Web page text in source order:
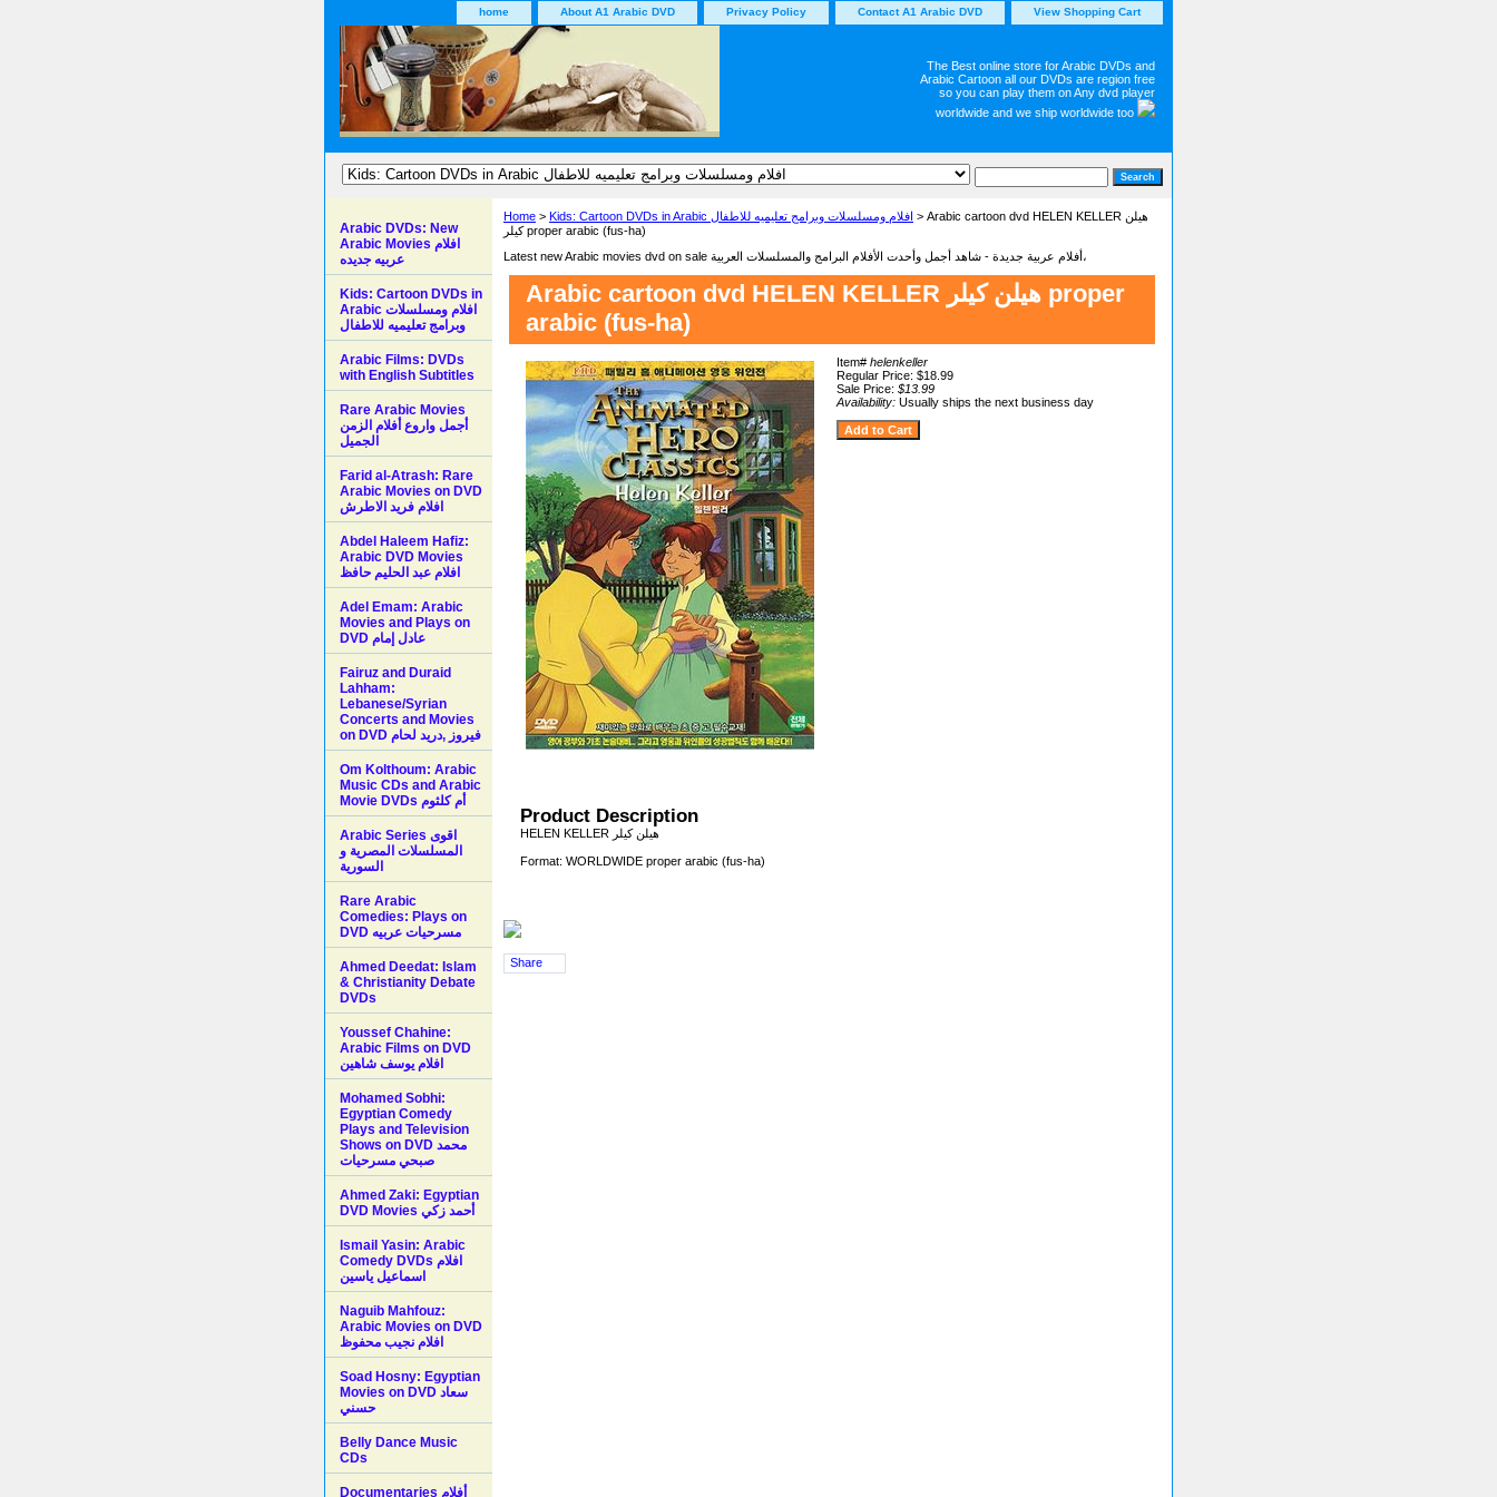
home About A1 Arabic DVD Privacy Policy Contact A1 Arabic DVD View Shopping Cart
The Best online store for Arabic DVDs and
Arabic Cartoon all our DVDs are region free
so you can play them on Any dvd player
worldwide and we ship worldwide too
Home > Kids: Cartoon DVDs in Arabic افلام ومسلسلات وبرامج تعليميه للاطفال > Arabic cartoon dvd HELEN KELLER هيلن
كيلر proper arabic (fus-ha)
Latest new Arabic movies dvd on sale أفلام عربية جديدة - شاهد أجمل وأحدت الأفلام البرامج والمسلسلات العربية،
Arabic cartoon dvd HELEN KELLER هيلن كيلر proper
arabic (fus-ha)
Item# helenkeller
Regular Price: $18.99
Sale Price: $13.99
Availability: Usually ships the next business day
Product Description
HELEN KELLER هيلن كيلر
Format: WORLDWIDE proper arabic (fus-ha)
Share
Arabic DVDs: New
Arabic Movies افلام
عربيه جديده
Kids: Cartoon DVDs in
Arabic افلام ومسلسلات
وبرامج تعليميه للاطفال
Arabic Films: DVDs
with English Subtitles
Rare Arabic Movies
أجمل واروع أفلام الزمن
الجميل
Farid al-Atrash: Rare
Arabic Movies on DVD
افلام فريد الاطرش
Abdel Haleem Hafiz:
Arabic DVD Movies
افلام عبد الحليم حافظ
Adel Emam: Arabic
Movies and Plays on
Fairuz and Duraid
Lahham:
Lebanese/Syrian
Concerts and Movies
on DVD فيروز ,دريد لحام
Om Kolthoum: Arabic
Music CDs and Arabic
Movie DVDs أم كلثوم
Arabic Series اقوى
المسلسلات المصرية و
السورية
Rare Arabic
Comedies: Plays on
DVD مسرحيات عربيه
Ahmed Deedat: Islam
& Christianity Debate
DVDs
Youssef Chahine:
Arabic Films on DVD
افلام يوسف شاهين
Mohamed Sobhi:
Egyptian Comedy
Plays and Television
Shows on DVD محمد
صبحي مسرحيات
Ahmed Zaki: Egyptian
DVD Movies أحمد زكي
Ismail Yasin: Arabic
Comedy DVDs افلام
اسماعيل ياسين
Naguib Mahfouz:
Arabic Movies on DVD
افلام نجيب محفوظ
Soad Hosny: Egyptian
Movies on DVD سعاد
حسني
Belly Dance Music
CDs
Documentaries أفلام